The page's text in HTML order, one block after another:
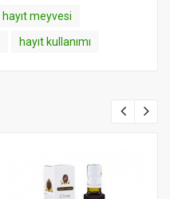
hayıt meyvesi
hayıt kullanımı